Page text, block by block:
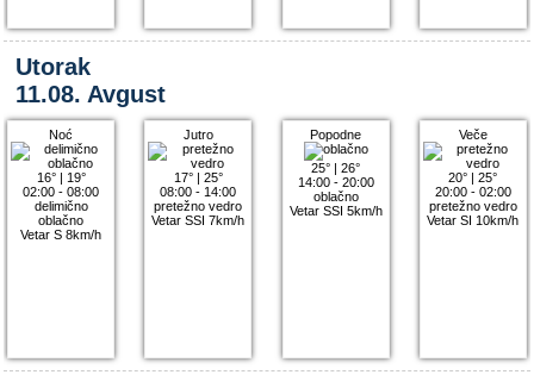
Utorak
11.08. Avgust
Noć
16°| 19°
02:00 - 08:00
delimično
oblačno
Vetar S 8km/h
Jutro
17°| 25°
08:00 - 14:00
pretežno vedro
Vetar SSI 7km/h
Popodne
25° |26°
14:00 - 20:00
oblačno
Vetar SSI 5km/h
Veče
20° |25°
20:00 - 02:00
pretežno vedro
Vetar SI 10km/h